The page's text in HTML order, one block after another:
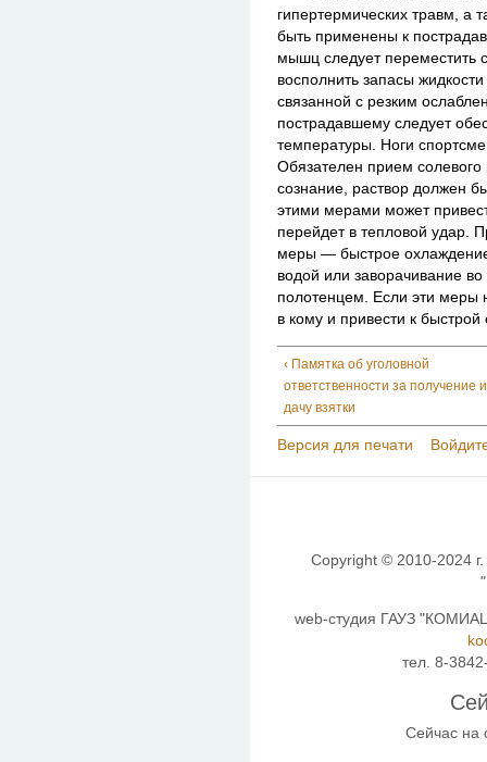
гипертермических травм, а
быть применены к
мышц следует переместить
восполнить запасы
связанной с резким
пострадавшему следует
температуры. Ноги
Обязателен прием
сознание, раствор должен
этими мерами может
перейдет в тепловой удар.
меры — быстрое
водой или заворачивание
полотенцем. Если эти меры
в кому и привести к
‹ Памятка об уголовной
ответственности за получение и
дачу взятки
Версия для печати
Copyright © 2010-2024
web-студия ГАУЗ
тел. 8-
Сейчас на